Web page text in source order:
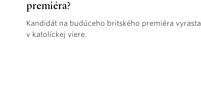
premiéra?
Kandidát na budúceho britského premiéra vyrastal
v katolíckej viere.